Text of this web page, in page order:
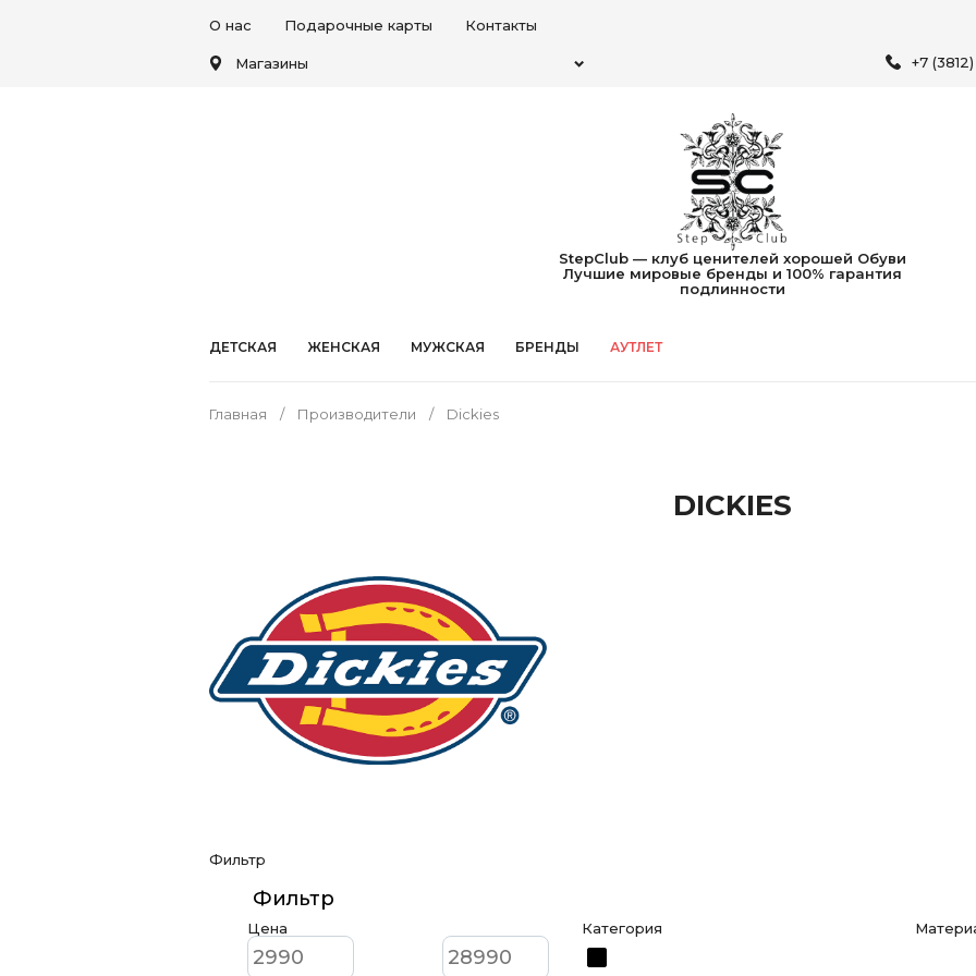
О нас Подарочные карты Контакты
Магазины +7
StepClub — клуб ценителей хорошей Обуви
Лучшие мировые бренды и 100% гарантия
подлинности
ДЕТСКАЯ ЖЕНСКАЯ МУЖСКАЯ БРЕНДЫ АУТЛЕТ
Главная Производители Dickies
DICKIES
Фильтр
Фильтр
Цена Категория